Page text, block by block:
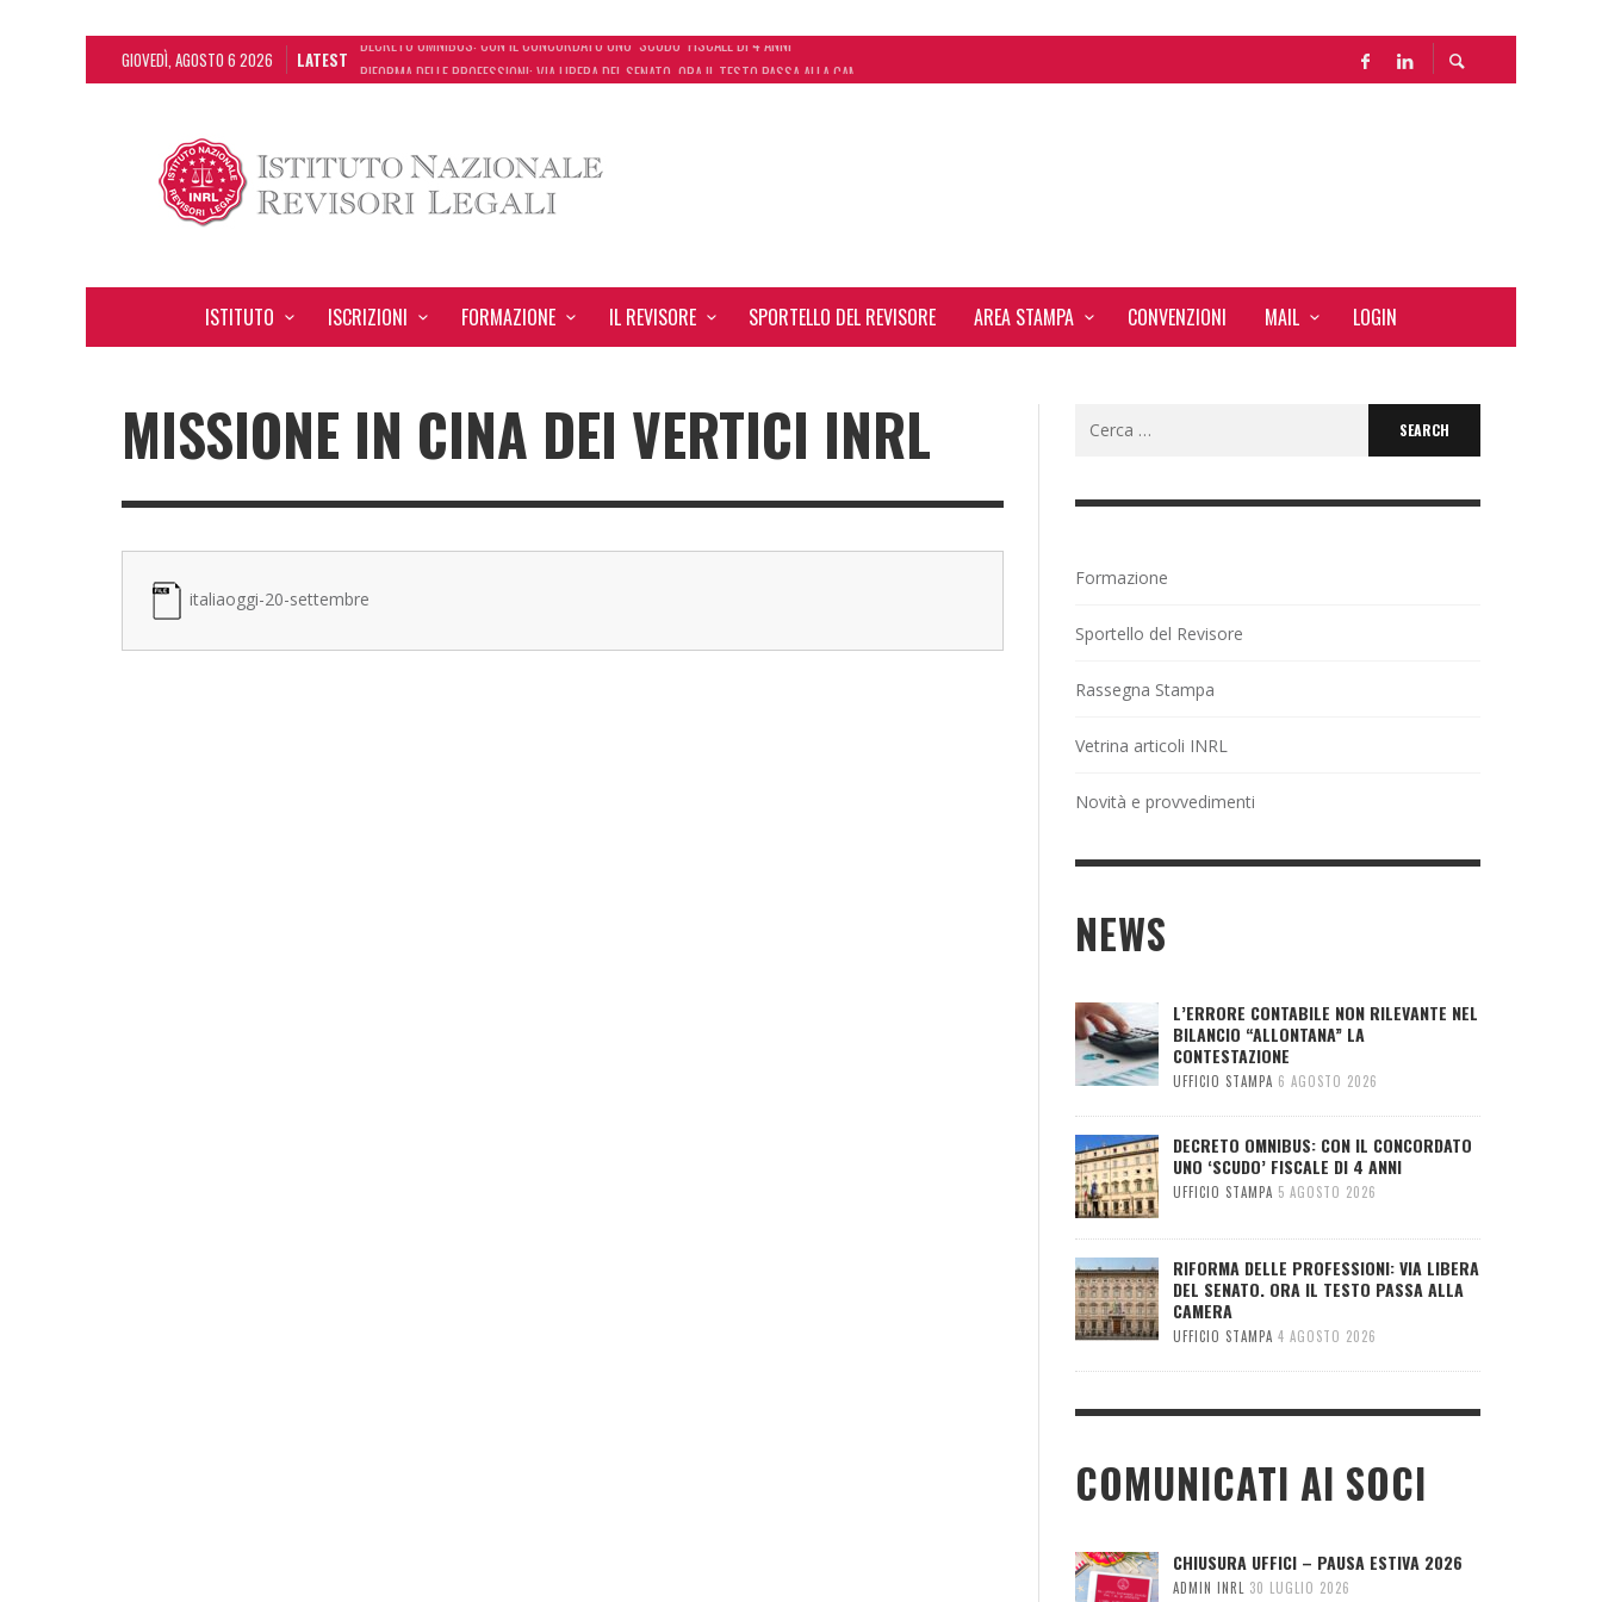
GIOVEDÌ, AGOSTO 6 2026 LATEST
DA REGGIO EMILIA ARRIVA LA START UP CHE AUTOMATIZZA LA REVISIONE LEGALE CON L’USO DELL’INTELLIGENZA ARTIFICIALE
ISTITUTO ISCRIZIONI FORMAZIONE IL REVISORE SPORTELLO DEL REVISORE AREA STAMPA CONVENZIONI MAIL LOGIN
MISSIONE IN CINA DEI VERTICI INRL
italiaoggi-20-settembre
Formazione
Sportello del Revisore
Rassegna Stampa
Vetrina articoli INRL
Novità e provvedimenti
NEWS
L’ERRORE CONTABILE NON RILEVANTE NEL
BILANCIO “ALLONTANA” LA
CONTESTAZIONE
UFFICIO STAMPA 6 AGOSTO 2026
DECRETO OMNIBUS: CON IL CONCORDATO
UNO ‘SCUDO’ FISCALE DI 4 ANNI
UFFICIO STAMPA 5 AGOSTO 2026
RIFORMA DELLE PROFESSIONI: VIA LIBERA
DEL SENATO. ORA IL TESTO PASSA ALLA
CAMERA
UFFICIO STAMPA 4 AGOSTO 2026
COMUNICATI AI SOCI
CHIUSURA UFFICI – PAUSA ESTIVA 2026
ADMIN INRL 30 LUGLIO 2026